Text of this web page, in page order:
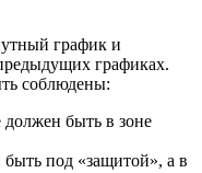
график и
графиках.
соблюдены:
должен быть в зоне
под «защитой», а в